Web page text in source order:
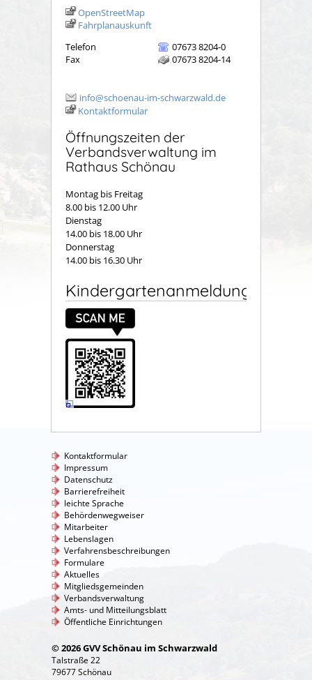
OpenStreetMap
Fahrplanauskunft
Telefon
07673 8204-0
Fax
07673 8204-14
info@schoenau-im-schwarzwald.de
Kontaktformular
Öffnungszeiten der
Verbandsverwaltung im
Rathaus Schönau
Montag bis Freitag
8.00 bis 12.00 Uhr
Dienstag
14.00 bis 18.00 Uhr
Donnerstag
14.00 bis 16.30 Uhr
Kindergartenanmeldung
Kontaktformular
Impressum
Datenschutz
Barrierefreiheit
leichte Sprache
Behördenwegweiser
Mitarbeiter
Lebenslagen
Verfahrensbeschreibungen
Formulare
Aktuelles
Mitgliedsgemeinden
Verbandsverwaltung
Amts- und Mitteilungsblatt
Öffentliche Einrichtungen
© 2026 GVV Schönau im Schwarzwald
Talstraße 22
79677 Schönau